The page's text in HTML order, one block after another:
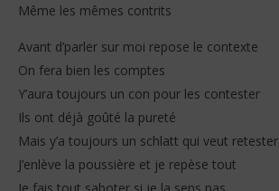
Même les mêmes contrits
Avant d’parler sur moi repose le contexte
On fera bien les comptes
Y’aura toujours un con pour les contester
Ils ont déjà goûté la pureté
Mais y’a toujours un schlatt qui veut retester
J’enlève la poussière et je repèse tout